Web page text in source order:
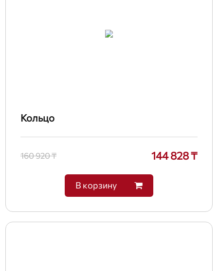
Кольцо
160 920 ₸ 144 828 ₸
В корзину